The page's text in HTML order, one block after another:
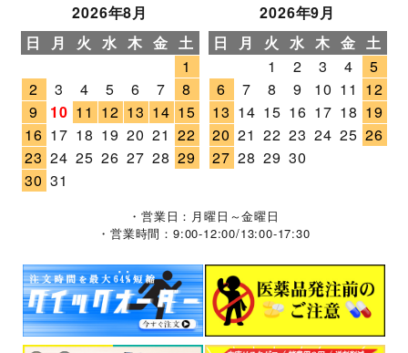
2026年8月
日
月 火 水 木 金 土
1
2
3 4 5 6 7
8
9
10 11 12 13 14 15
16 17 18 19 20 21 22
23 24 25 26 27 28 29
30 31
2026年9月
日
月 火 水 木 金 土
1
2 3 4
5
6
7 8 9 10 11 12
13 14 15 16 17 18 19
20 21 22 23 24 25 26
27 28 29 30
・営業日：月曜日～金曜日
・営業時間：9:00-12:00/13:00-17:30